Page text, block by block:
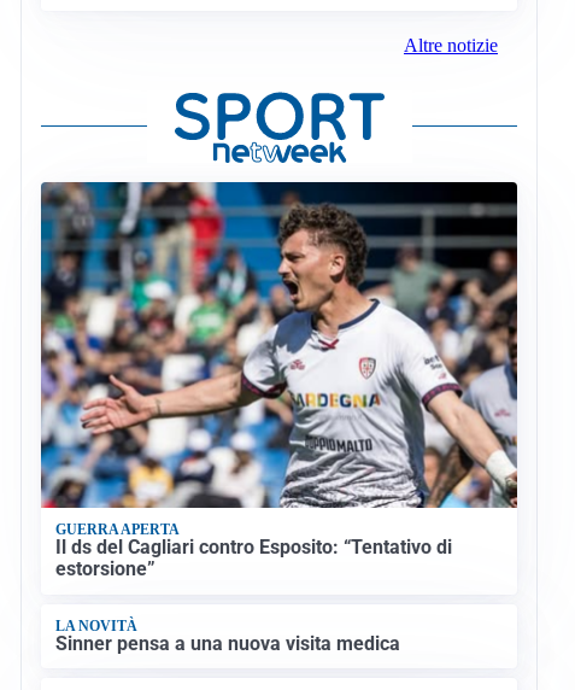
Altre notizie
GUERRA APERTA
Il ds del Cagliari contro Esposito: “Tentativo di
estorsione”
LA NOVITÀ
Sinner pensa a una nuova visita medica